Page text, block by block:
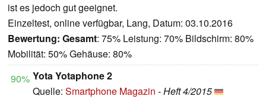
ist es jedoch gut geeignet.
Einzeltest, online verfügbar, Lang, Datum: 03.10.2016
Bewertung: Gesamt: 75% Leistung: 70% Bildschirm: 80%
Mobilität: 50% Gehäuse: 80%
90% Yota Yotaphone 2
Quelle: Smartphone Magazin -Heft 4/2015